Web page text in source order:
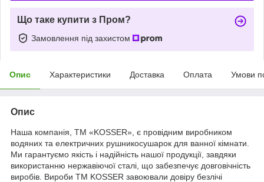
Що таке купити з Пром?
Замовлення під захистом
Опис Характеристики Доставка Оплата Умови
Опис
Наша компанія, ТМ «KOSSER», є провідним виробником
водяних та електричних рушникосушарок для ванної кімнати.
Ми гарантуємо якість і надійність нашої продукції, завдяки
використанню нержавіючої сталі, що забезпечує довговічність
виробів. Вироби ТМ KOSSER завоювали довіру безлічі